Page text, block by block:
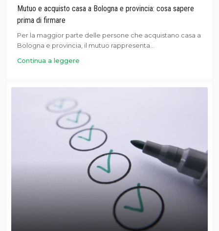
Mutuo e acquisto casa a Bologna e provincia: cosa sapere
prima di firmare
Per la maggior parte delle persone che acquistano casa a
Bologna e provincia, il mutuo rappresenta...
Continua a leggere